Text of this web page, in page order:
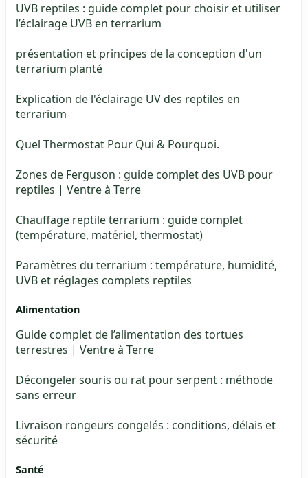
UVB reptiles : guide complet pour choisir et utiliser
l’éclairage UVB en terrarium
présentation et principes de la conception d'un
terrarium planté
Explication de l'éclairage UV des reptiles en
terrarium
Quel Thermostat Pour Qui & Pourquoi.
Zones de Ferguson : guide complet des UVB pour
reptiles | Ventre à Terre
Chauffage reptile terrarium : guide complet
(température, matériel, thermostat)
Paramètres du terrarium : température, humidité,
UVB et réglages complets reptiles
Alimentation
Guide complet de l’alimentation des tortues
terrestres | Ventre à Terre
Décongeler souris ou rat pour serpent : méthode
sans erreur
Livraison rongeurs congelés : conditions, délais et
sécurité
Santé